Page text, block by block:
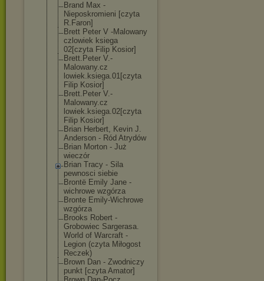
Brand Max -
Nieposkromieni [czyta
R.Faron]
Brett Peter V -Malowany
czlowiek ksiega
02[czyta Filip Kosior]
Brett.Peter V.-
Malowany.cz
lowiek.ksiega.01[czyta
Filip Kosior]
Brett.Peter V.-
Malowany.cz
lowiek.ksiega.02[czyta
Filip Kosior]
Brian Herbert, Kevin J.
Anderson - Ród Atrydów
Brian Morton - Już
wieczór
Brian Tracy - Sila
pewnosci siebie
Brontë Emily Jane -
wichrowe wzgórza
Bronte Emily-Wichrowe
wzgórza
Brooks Robert -
Grobowiec Sargerasa.
World of Warcraft -
Legion (czyta Miłogost
Reczek)
Brown Dan - Zwodniczy
punkt [czyta Amator]